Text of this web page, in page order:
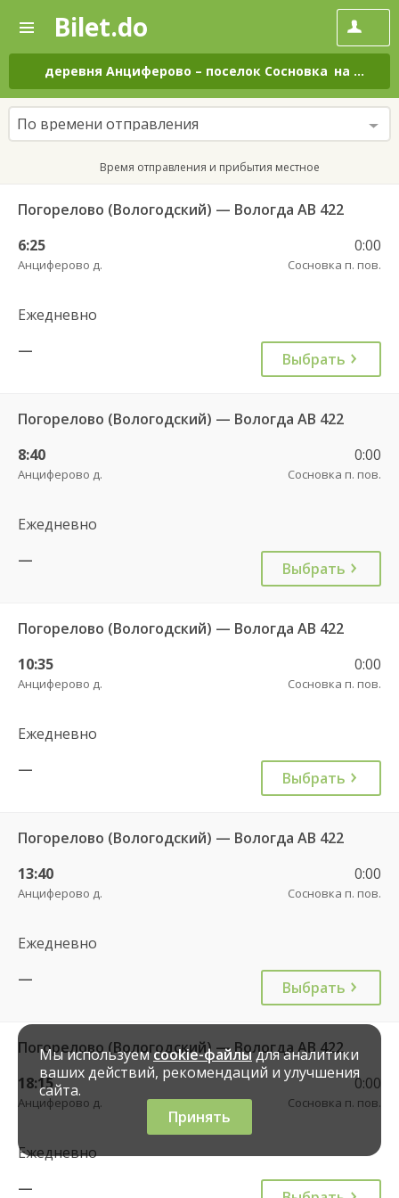
—
Поиск
и
покупка
билетов
на
автобус
онлайн
Bilet.do
деревня Анциферово – поселок Сосновка на все дни
По времени отправления
Время отправления и прибытия местное
Погорелово (Вологодский) — Вологда АВ 422
6:25
Анциферово д.
0:00
Сосновка п. пов.
Ежедневно
—
Выбрать
Погорелово (Вологодский) — Вологда АВ 422
8:40
Анциферово д.
0:00
Сосновка п. пов.
Ежедневно
—
Выбрать
Погорелово (Вологодский) — Вологда АВ 422
10:35
Анциферово д.
0:00
Сосновка п. пов.
Ежедневно
—
Выбрать
Погорелово (Вологодский) — Вологда АВ 422
13:40
Анциферово д.
0:00
Сосновка п. пов.
Ежедневно
—
Выбрать
Погорелово (Вологодский) — Вологда АВ 422
18:15
Анциферово д.
0:00
Сосновка п. пов.
Ежедневно
—
Мы используемcookie-файлыдля аналитики
ваших действий, рекомендаций и улучшения
сайта.
Принять